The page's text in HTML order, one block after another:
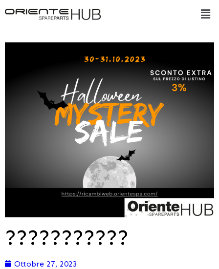
???????????
Ottobre 27, 2023